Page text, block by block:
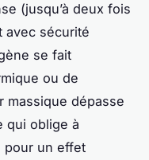
(jusqu’à deux fois
avec sécurité
se fait
ou de
massique dépasse
qui oblige à
pour un effet